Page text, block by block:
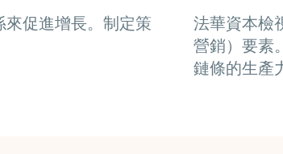
促進增長。制定策
法華資本檢
營銷）要素
鏈條的生產